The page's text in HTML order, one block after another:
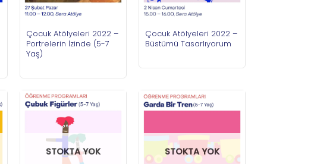
Çocuk Atölyeleri 2022 –
Portrelerin İzinde (5-7
Yaş)
Çocuk Atölyeleri 2022 –
Büstümü Tasarlıyorum
STOKTA YOK STOKTA YOK